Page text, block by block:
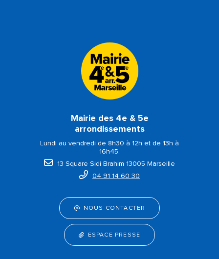
Mairie des 4e & 5e
arrondissements
Lundi au vendredi de 8h30 à 12h et de 13h à
16h45.
13 Square Sidi Brahim 13005 Marseille
04 91 14 60 30
NOUS CONTACTER
ESPACE PRESSE